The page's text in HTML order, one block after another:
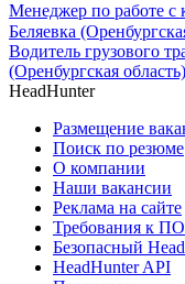
Менеджер по работе с
Беляевка
Водитель грузового
(Оренбургская область)
HeadHunter
Размещение
Поиск по резюме
О компании
Наши вакансии
Реклама на сайте
Требования к ПО
Безопасный
HeadHunter API